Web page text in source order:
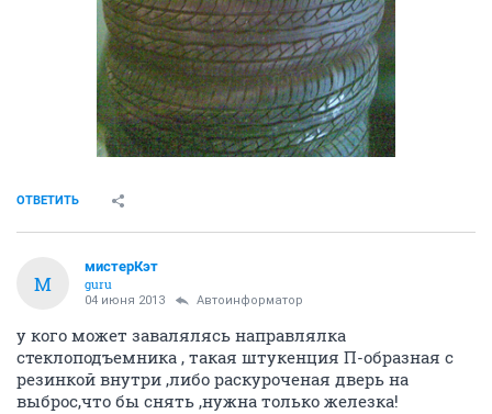
ОТВЕТИТЬ
М
мистерКэт
guru
04 июня 2013 Автоинформатор
у кого может завалялясь направлялка
стеклоподъемника , такая штукенция П-образная с
резинкой внутри ,либо раскуроченая дверь на
выброс,что бы снять ,нужна только железка!